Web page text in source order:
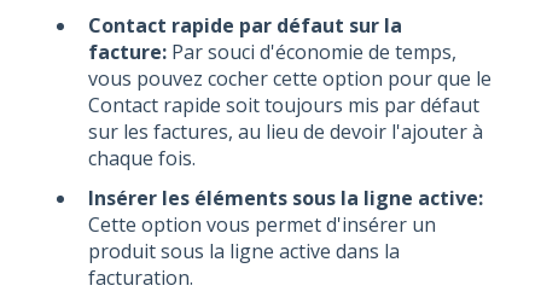
Contact rapide par défaut sur la
facture: Par souci d'économie de temps,
vous pouvez cocher cette option pour que le
Contact rapide soit toujours mis par défaut
sur les factures, au lieu de devoir l'ajouter à
chaque fois.
Insérer les éléments sous la ligne active:
Cette option vous permet d'insérer un
produit sous la ligne active dans la
facturation.